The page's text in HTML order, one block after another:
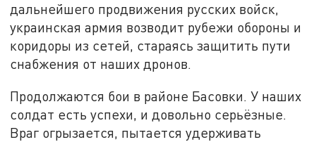
дальнейшего продвижения русских войск,
украинская армия возводит рубежи обороны и
коридоры из сетей, стараясь защитить пути
снабжения от наших дронов.
Продолжаются бои в районе Басовки. У наших
солдат есть успехи, и довольно серьёзные.
Враг огрызается, пытается удерживать